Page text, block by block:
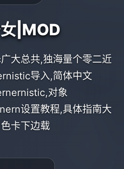
|MOD
大总共,独海量个零二近
导入,简体中文
对象
设置教程,具体指南大
卡下边载